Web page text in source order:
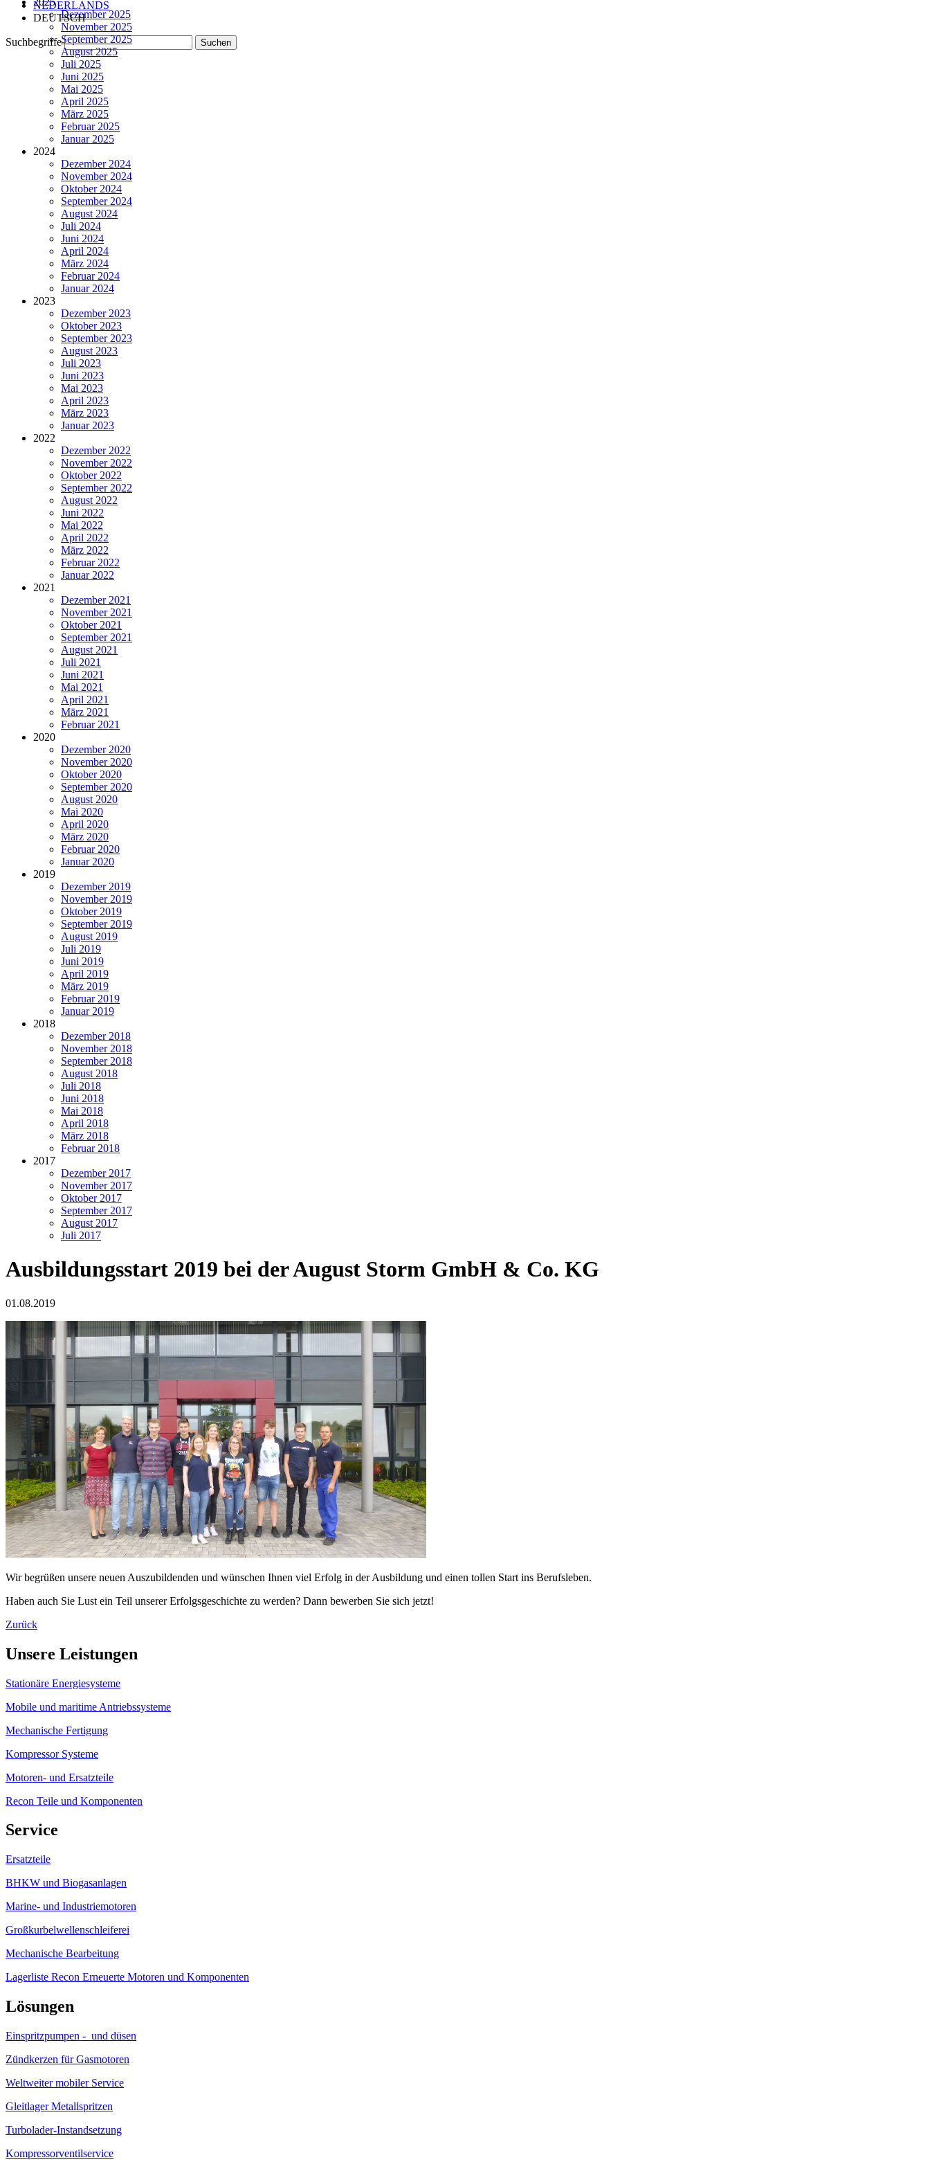
NEDERLANDS
DEUTSCH
Suchbegriffe
Dezember 2025
November 2025
September 2025
August 2025
Juli 2025
Juni 2025
Mai 2025
April 2025
März 2025
Februar 2025
Januar 2025
2024
Dezember 2024
November 2024
Oktober 2024
September 2024
August 2024
Juli 2024
Juni 2024
April 2024
März 2024
Februar 2024
Januar 2024
2023
Dezember 2023
Oktober 2023
September 2023
August 2023
Juli 2023
Juni 2023
Mai 2023
April 2023
März 2023
Januar 2023
2022
Dezember 2022
November 2022
Oktober 2022
September 2022
August 2022
Juni 2022
Mai 2022
April 2022
März 2022
Februar 2022
Januar 2022
2021
Dezember 2021
November 2021
Oktober 2021
September 2021
August 2021
Juli 2021
Juni 2021
Mai 2021
April 2021
März 2021
Februar 2021
2020
Dezember 2020
November 2020
Oktober 2020
September 2020
August 2020
Mai 2020
April 2020
März 2020
Februar 2020
Januar 2020
2019
Dezember 2019
November 2019
Oktober 2019
September 2019
August 2019
Juli 2019
Juni 2019
April 2019
März 2019
Februar 2019
Januar 2019
2018
Dezember 2018
November 2018
September 2018
August 2018
Juli 2018
Juni 2018
Mai 2018
April 2018
März 2018
Februar 2018
2017
Dezember 2017
November 2017
Oktober 2017
September 2017
August 2017
Juli 2017
Ausbildungsstart 2019 bei der August Storm GmbH & Co. KG
01.08.2019
Wir begrüßen unsere neuen Auszubildenden und wünschen Ihnen viel Erfolg in der Ausbildung und einen tollen Start ins Berufsleben.
Haben auch Sie Lust ein Teil unserer Erfolgsgeschichte zu werden? Dann bewerben Sie sich jetzt!
Zurück
Unsere Leistungen
Stationäre Energiesysteme
Mobile und maritime Antriebssysteme
Mechanische Fertigung
Kompressor Systeme
Motoren- und Ersatzteile
Recon Teile und Komponenten
Service
Ersatzteile
BHKW und Biogasanlagen
Marine- und Industriemotoren
Großkurbelwellenschleiferei
Mechanische Bearbeitung
Lagerliste Recon Erneuerte Motoren und Komponenten
Lösungen
Einspritzpumpen - und düsen
Zündkerzen für Gasmotoren
Weltweiter mobiler Service
Gleitlager Metallspritzen
Turbolader-Instandsetzung
Kompressorventilservice